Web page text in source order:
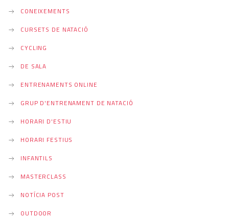
CONEIXEMENTS
CURSETS DE NATACIÓ
CYCLING
DE SALA
ENTRENAMENTS ONLINE
GRUP D'ENTRENAMENT DE NATACIÓ
HORARI D'ESTIU
HORARI FESTIUS
INFANTILS
MASTERCLASS
NOTÍCIA POST
OUTDOOR